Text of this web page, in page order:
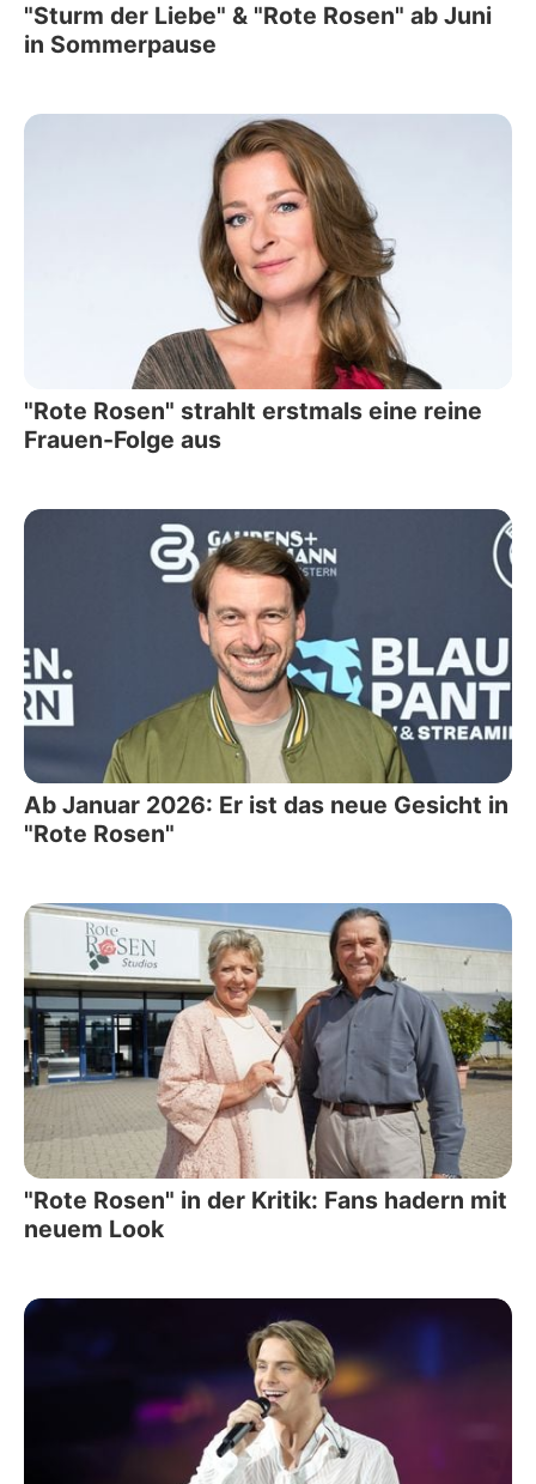
"Sturm der Liebe" & "Rote Rosen" ab Juni
in Sommerpause
"Rote Rosen" strahlt erstmals eine reine
Frauen-Folge aus
Ab Januar 2026: Er ist das neue Gesicht in
"Rote Rosen"
"Rote Rosen" in der Kritik: Fans hadern mit
neuem Look